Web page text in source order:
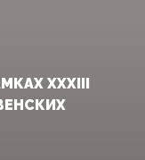
XXXIII